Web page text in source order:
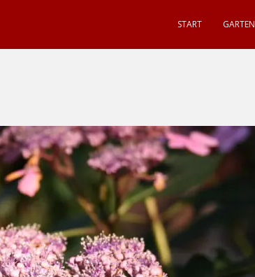
START GARTEN